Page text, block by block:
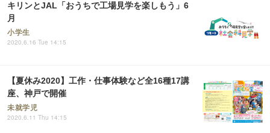
キリンとJAL「おうちで工場見学を楽しもう」6
月
小学生
2020.6.16 Tue 14:15
【夏休み2020】工作・仕事体験など全16種17講
座、神戸で開催
未就学児
2020.6.11 Thu 14:15